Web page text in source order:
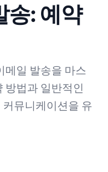
송: 예약
메일 발송을 마스
방법과 일반적인
뮤니케이션을 유